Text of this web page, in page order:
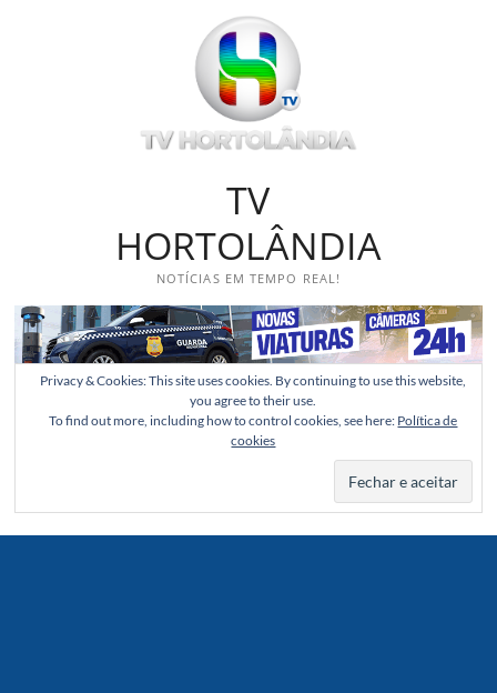
TV
HORTOLÂNDIA
NOTÍCIAS EM TEMPO REAL!
Privacy & Cookies: This site uses cookies. By continuing to use this website,
you agree to their use.
To find out more, including how to control cookies, see here: Política de
cookies